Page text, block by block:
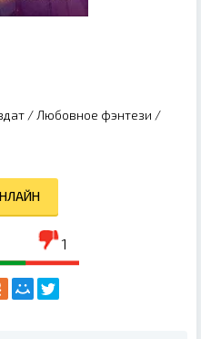
/ Любовное фэнтези /
1